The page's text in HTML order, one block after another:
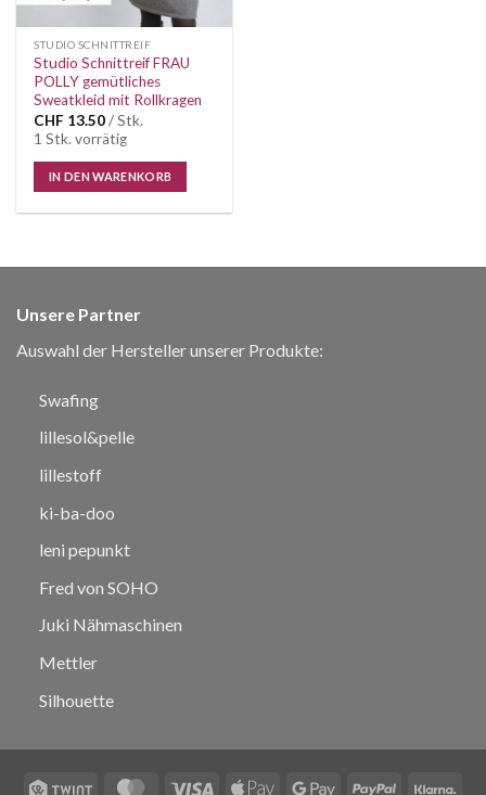
STUDIO SCHNITTREIF
Studio Schnittreif FRAU
POLLY gemütliches
Sweatkleid mit Rollkragen
CHF 13.50/ Stk.
1 Stk. vorrätig
IN DEN WARENKORB
Unsere Partner
Auswahl der Hersteller unserer Produkte:
Swafing
lillesol&pelle
lillestoff
ki-ba-doo
leni pepunkt
Fred von SOHO
Juki Nähmaschinen
Mettler
Silhouette
Twint MasterCard
Visa Apple Google PayPal